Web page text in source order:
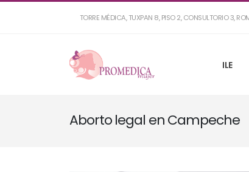
TORRE MÉDICA, TUXPAN 8, PISO 2, CONSULTORIO 3,
ILE
Aborto legal en Campeche